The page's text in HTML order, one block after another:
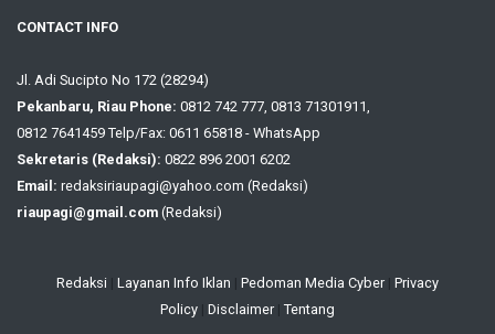
CONTACT INFO
Jl. Adi Sucipto No 172 (28294)
Pekanbaru, Riau Phone: 0812 742 777, 0813 71301911,
0812 7641459 Telp/Fax: 0611 65818 - WhatsApp
Sekretaris (Redaksi): 0822 896 2001 6202
Email: redaksiriaupagi@yahoo.com (Redaksi)
riaupagi@gmail.com (Redaksi)
Redaksi Layanan Info Iklan Pedoman Media Cyber Privacy
Policy Disclaimer Tentang